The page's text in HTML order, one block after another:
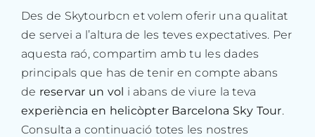
Des de Skytourbcn et volem oferir una qualitat
de servei a l’altura de les teves expectatives. Per
aquesta raó, compartim amb tu les dades
principals que has de tenir en compte abans
de reservar un vol i abans de viure la teva
experiència en helicòpter Barcelona Sky Tour.
Consulta a continuació totes les nostres